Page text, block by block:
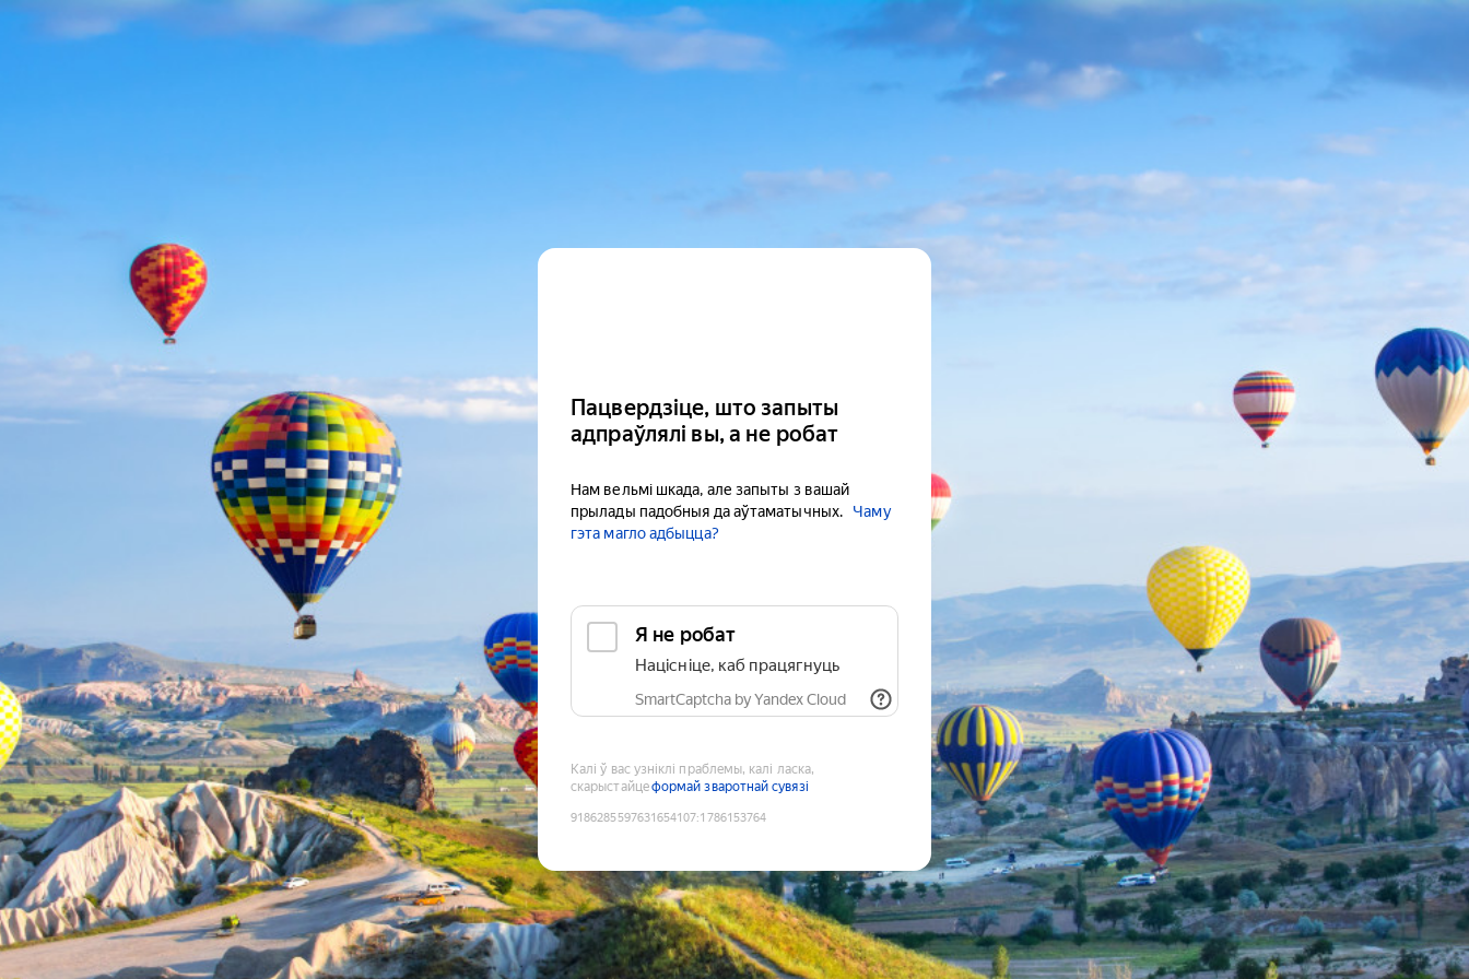
Пацвердзіце, што запыты
адпраўлялі вы, а не робат
Нам вельмі шкада, але запыты з вашай
прылады падобныя да аўтаматычных.
Чаму
гэта магло адбыцца?
Я не робат
Націсніце, каб працягнуць
SmartCaptcha by Yandex Cloud
Калі ў вас узніклі праблемы, калі ласка,
скарыстайцеформай зваротнай сувязі
9186285597631654107:1786153764